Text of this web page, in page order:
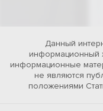
Данный
информационный
информационные
не являются
положениями